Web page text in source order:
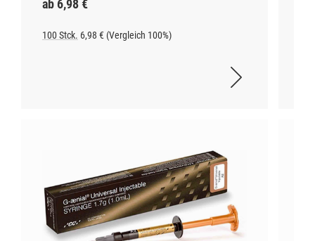
ab 6,98 €
100 Stck. 6,98 € (Vergleich 100%)